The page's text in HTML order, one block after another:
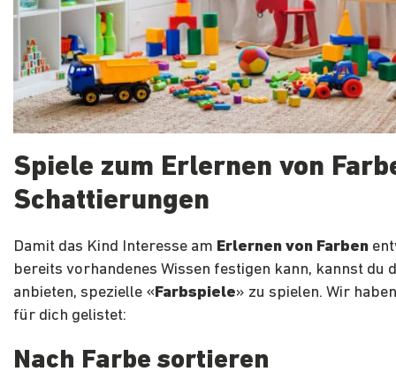
Spiele zum Erlernen von
Schattierungen
Damit das Kind Interesse am Erlernen von Farben
bereits vorhandenes Wissen festigen kann, kannst du
anbieten, spezielle «Farbspiele» zu spielen. Wir
für dich gelistet:
Nach Farbe sortieren